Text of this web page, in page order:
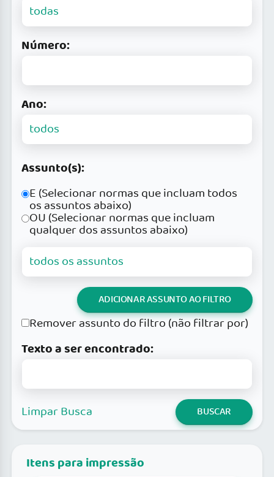
Número:
Ano:
Assunto(s):
E (Selecionar normas que incluam todos
os assuntos abaixo)
OU (Selecionar normas que incluam
qualquer dos assuntos abaixo)
ADICIONAR ASSUNTO AO FILTRO
Remover assunto do filtro (não filtrar por)
Texto a ser encontrado:
Limpar Busca BUSCAR
Itens para impressão